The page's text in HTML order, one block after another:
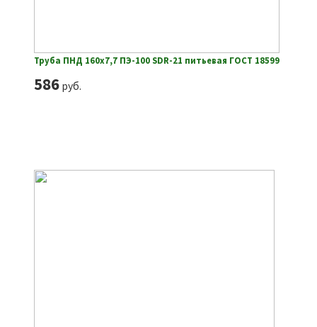
Труба ПНД 160х7,7 ПЭ-100 SDR-21 питьевая ГОСТ 18599
586руб.